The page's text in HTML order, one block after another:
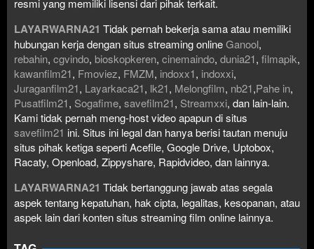
LAYARWARNA21 Tidak pernah bekerja sama atau memiliki
hubungan kerja dengan situs streaming onlineGanool,
rebahin, cgvindo, bioskopkeren, cinemaindo, dunia21, filmapik,
kawanfilm21, Fmoviez, FMZM, indoxx1, indoxxi,
Juraganfilm21, Layarkaca21, lk21, Melongfilm, nb21,Pahe in,
Pusatfilm21, Sogafime, savefilm21, Streamxxi, dan lain-lain.
Kami tidak pernah meng-host video apapun di situs
savefilm21 ini. Situs ini legal dan hanya berisi tautan menuju
situs pihak ketiga seperti Acefile, Google Drive, Uptobox,
Racaty, Openload, Zippyshare, Rapidvideo, dan lainnya.
LAYARWARNA21 Tidak bertanggung jawab atas segala
aspek tentang kepatuhan, hak cipta, legalitas, kesopanan, atau
aspek lain dari konten situs streaming film online lainnya.